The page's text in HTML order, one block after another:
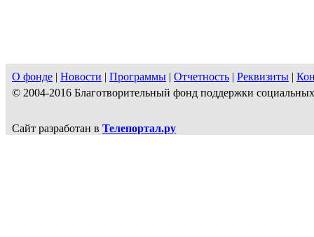
О фонде | Новости | Программы | Отчетность | Реквизиты |
© 2004-2016 Благотворительный фонд поддержки
Сайт разработан в Телепортал.ру